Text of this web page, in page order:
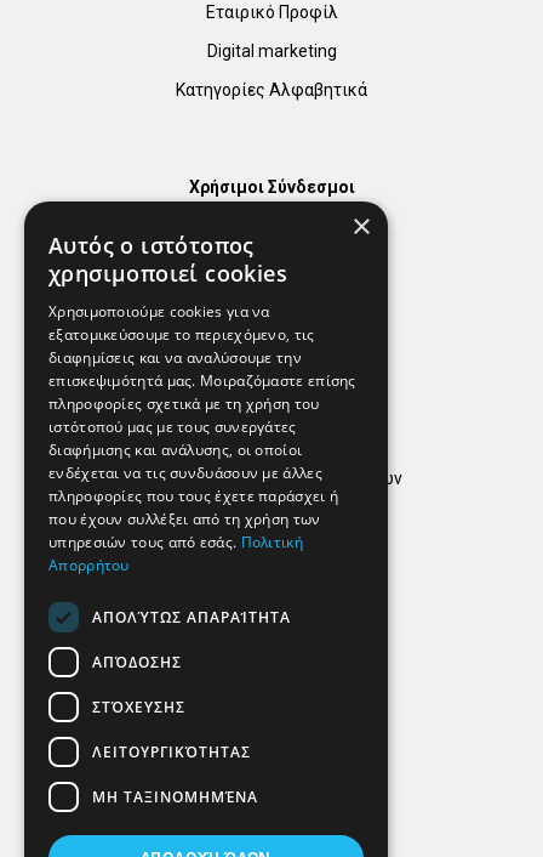
Εταιρικό Προφίλ
Digital marketing
Κατηγορίες Αλφαβητικά
Χρήσιμοι Σύνδεσμοι
Χρήσιμα Τηλέφωνα
Εφημερεύοντα Φαρμακεία
Απόρρητο
Όροι Χρήσης
Πολιτική προστασίας δεδομένων
Findhere
Social Media
×
Αυτός ο ιστότοπος
χρησιμοποιεί cookies
Χρησιμοποιούμε cookies για να
εξατομικεύσουμε το περιεχόμενο, τις
διαφημίσεις και να αναλύσουμε την
επισκεψιμότητά μας. Μοιραζόμαστε επίσης
πληροφορίες σχετικά με τη χρήση του
ιστότοπού μας με τους συνεργάτες
διαφήμισης και ανάλυσης, οι οποίοι
ενδέχεται να τις συνδυάσουν με άλλες
πληροφορίες που τους έχετε παράσχει ή
που έχουν συλλέξει από τη χρήση των
υπηρεσιών τους από εσάς. Πολιτική
Απορρήτου
ΑΠΟΛΎΤΩΣ ΑΠΑΡΑΊΤΗΤΑ
ΑΠΌΔΟΣΗΣ
ΣΤΌΧΕΥΣΗΣ
ΛΕΙΤΟΥΡΓΙΚΌΤΗΤΑΣ
ΜΗ ΤΑΞΙΝΟΜΗΜΈΝΑ